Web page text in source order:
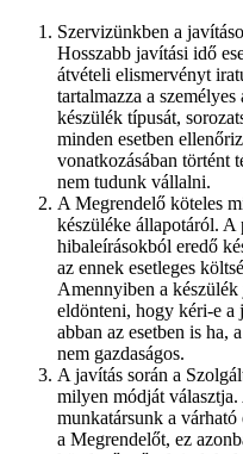
Szervizünkben a
Hosszabb javítási idő
átvételi elismervényt
tartalmazza a
készülék típusát,
minden esetben
vonatkozásában történt
nem tudunk vállalni.
A Megrendelő köteles
készüléke állapotáról.
hibaleírásokból eredő
az ennek esetleges
Amennyiben a
eldönteni, hogy kéri-e a
abban az esetben is ha,
nem gazdaságos.
A javítás során a
milyen módját választja.
munkatársunk a
a Megrendelőt, ez